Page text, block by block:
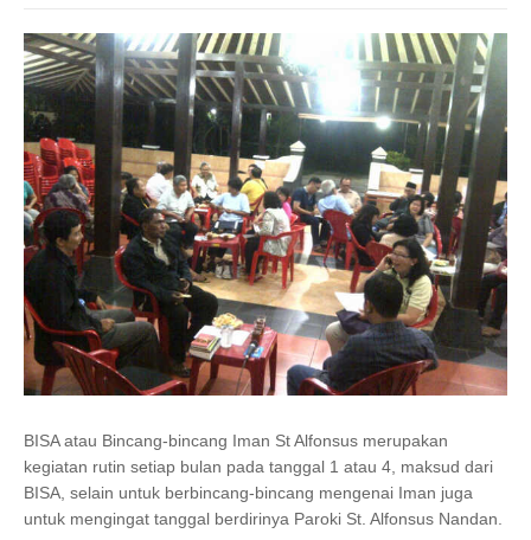
BISA atau Bincang-bincang Iman St Alfonsus merupakan
kegiatan rutin setiap bulan pada tanggal 1 atau 4, maksud dari
BISA, selain untuk berbincang-bincang mengenai Iman juga
untuk mengingat tanggal berdirinya Paroki St. Alfonsus Nandan.